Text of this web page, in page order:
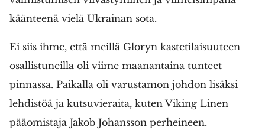
käänteenä vielä Ukrainan sota.
Ei siis ihme, että meillä Gloryn kastetilaisuuteen
osallistuneilla oli viime maanantaina tunteet
pinnassa. Paikalla oli varustamon johdon lisäksi
lehdistöä ja kutsuvieraita, kuten Viking Linen
pääomistaja Jakob Johansson perheineen.